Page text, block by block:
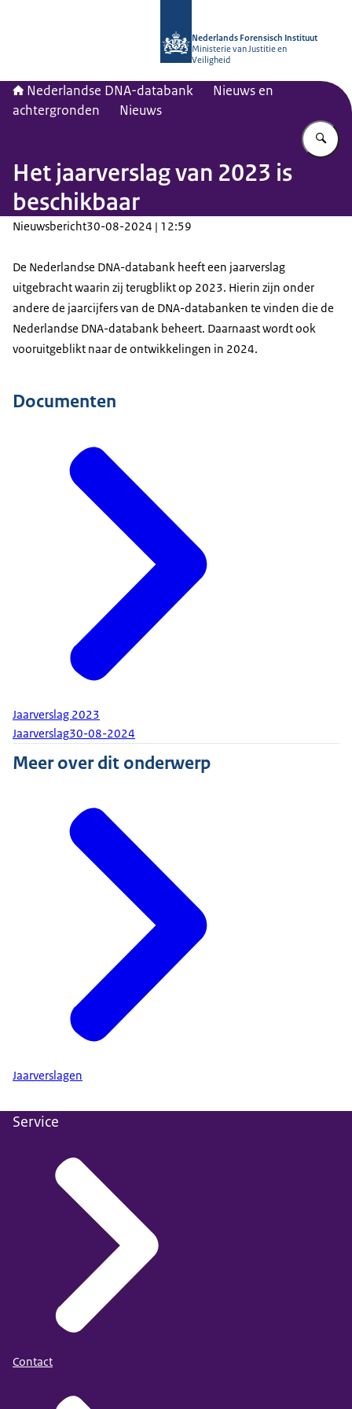
Nederlands Forensisch Instituut
Ministerie van Justitie en
Veiligheid
Nederlandse DNA-databank
Nieuws en
achtergronden
Nieuws
Het jaarverslag van 2023 is
beschikbaar
Nieuwsbericht30-08-2024 | 12:59
De Nederlandse DNA-databank heeft een jaarverslag
uitgebracht waarin zij terugblikt op 2023. Hierin zijn onder
andere de jaarcijfers van de DNA-databanken te vinden die de
Nederlandse DNA-databank beheert. Daarnaast wordt ook
vooruitgeblikt naar de ontwikkelingen in 2024.
Documenten
Jaarverslag 2023
Jaarverslag30-08-2024
Meer over dit onderwerp
Jaarverslagen
Service
Contact